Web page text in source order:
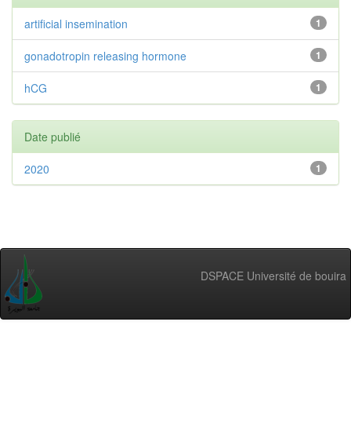
1
artificial insemination
1
gonadotropin releasing hormone
1
hCG
Date publié
1
2020
DSPACE Université de bouira